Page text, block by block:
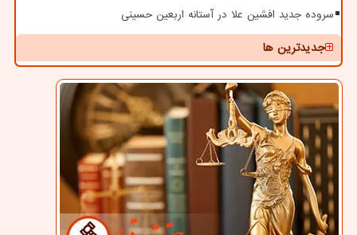
سروده جدید افشین علا در آستانه اربعین حسینی
جدیدترین ها